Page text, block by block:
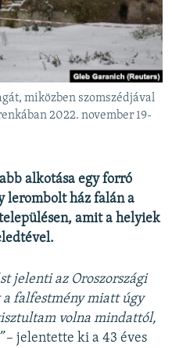
miközben szomszédjával
2022. november 19-
alkotása egy forró
lerombolt ház falán a
amit a helyiek
jelenti az Oroszországi
falfestmény miatt úgy
volna mindattól,
– jelentette ki a 43 éves